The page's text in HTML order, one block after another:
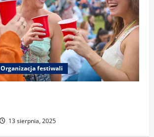
Organizacja festiwali
13 sierpnia, 2025